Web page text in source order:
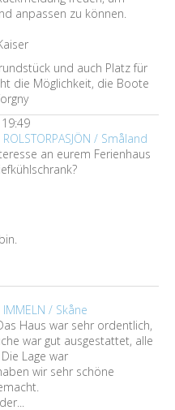
anpassen zu können.
und auch Platz für
die Möglichkeit, die Boote
/ Småland
an eurem Ferienhaus
/ Skåne
Haus war sehr ordentlich,
war gut ausgestattet, alle
Lage war
wir sehr schöne